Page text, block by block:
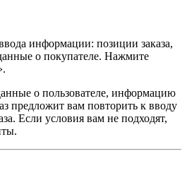
информации: позиции заказа,
о покупателе. Нажмите
о пользователе, информацию
предложит вам повторить к вводу
Если условия вам не подходят,